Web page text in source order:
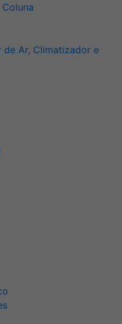
de Ar, Climatizador e